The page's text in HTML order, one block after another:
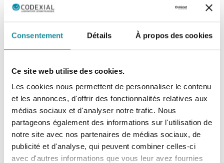
Consentement Détails À propos des cookies
Ce site web utilise des cookies.
Les cookies nous permettent de personnaliser le contenu
et les annonces, d'offrir des fonctionnalités relatives aux
médias sociaux et d'analyser notre trafic. Nous
partageons également des informations sur l'utilisation de
notre site avec nos partenaires de médias sociaux, de
publicité et d'analyse, qui peuvent combiner celles-ci
avec d'autres informations que vous leur avez fournies
Codexial Obase Fluide
EXCIPIENT DERMATOLOGIQUE